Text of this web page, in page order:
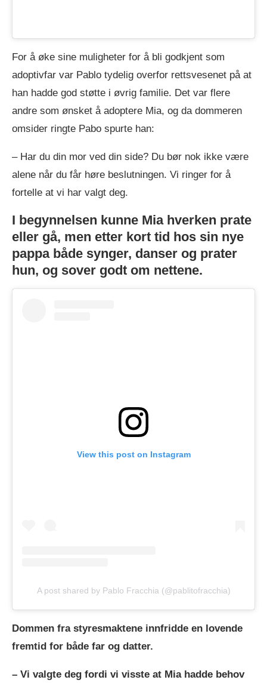
For å øke sine muligheter for å bli godkjent som
adoptivfar var Pablo tydelig overfor rettsvesenet på at
han hadde god støtte i øvrig familie. Det var flere
andre som ønsket å adoptere Mia, og da dommeren
omsider ringte Pabo spurte han:
– Har du din mor ved din side? Du bør nok ikke være
alene når du får høre beslutningen. Vi ringer for å
fortelle at vi har valgt deg.
I begynnelsen kunne Mia hverken prate
eller gå, men etter kort tid hos sin nye
pappa både synger, danser og prater
hun, og sover godt om nettene.
View this post on Instagram
A post shared by Pablo Fracchia (@pablitofracchia)
Dommen fra styresmaktene innfridde en lovende
fremtid for både far og datter.
– Vi valgte deg fordi vi visste at Mia hadde behov